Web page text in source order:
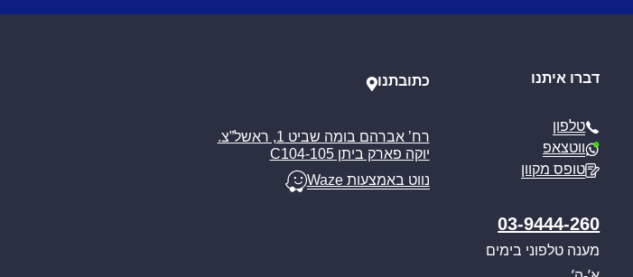
דברו איתנו
טלפון
ווטצאפ
טופס מקוון
03-9444-260
מענה טלפוני בימים
כתובתנו
רח’ אברהם בומה שביט 1, ראשל”צ.
יוקה פארק ביתן C104-105
נווט באמצעות Waze